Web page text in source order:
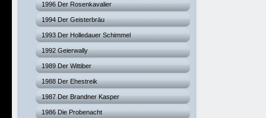
1996 Der Rosenkavalier
1994 Der Geisterbräu
1993 Der Holledauer Schimmel
1992 Geierwally
1989 Der Wittiber
1988 Der Ehestreik
1987 Der Brandner Kasper
1986 Die Probenacht